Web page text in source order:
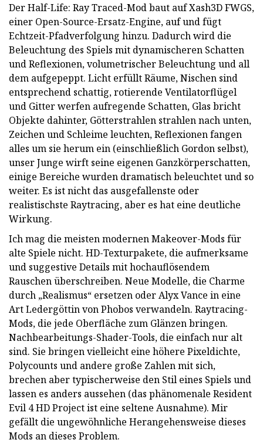
Der Half-Life: Ray Traced-Mod baut auf Xash3D FWGS,
einer Open-Source-Ersatz-Engine, auf und fügt
Echtzeit-Pfadverfolgung hinzu. Dadurch wird die
Beleuchtung des Spiels mit dynamischeren Schatten
und Reflexionen, volumetrischer Beleuchtung und all
dem aufgepeppt. Licht erfüllt Räume, Nischen sind
entsprechend schattig, rotierende Ventilatorflügel
und Gitter werfen aufregende Schatten, Glas bricht
Objekte dahinter, Götterstrahlen strahlen nach unten,
Zeichen und Schleime leuchten, Reflexionen fangen
alles um sie herum ein (einschließlich Gordon selbst),
unser Junge wirft seine eigenen Ganzkörperschatten,
einige Bereiche wurden dramatisch beleuchtet und so
weiter. Es ist nicht das ausgefallenste oder
realistischste Raytracing, aber es hat eine deutliche
Wirkung.
Ich mag die meisten modernen Makeover-Mods für
alte Spiele nicht. HD-Texturpakete, die aufmerksame
und suggestive Details mit hochauflösendem
Rauschen überschreiben. Neue Modelle, die Charme
durch „Realismus“ ersetzen oder Alyx Vance in eine
Art Ledergöttin von Phobos verwandeln. Raytracing-
Mods, die jede Oberfläche zum Glänzen bringen.
Nachbearbeitungs-Shader-Tools, die einfach nur alt
sind. Sie bringen vielleicht eine höhere Pixeldichte,
Polycounts und andere große Zahlen mit sich,
brechen aber typischerweise den Stil eines Spiels und
lassen es anders aussehen (das phänomenale Resident
Evil 4 HD Project ist eine seltene Ausnahme). Mir
gefällt die ungewöhnliche Herangehensweise dieses
Mods an dieses Problem.